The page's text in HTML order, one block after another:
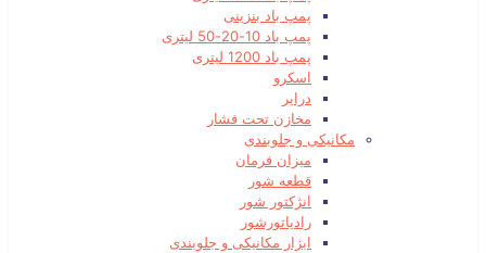
پمپ باد بنزینی
پمپ باد 10-20-50 لیتری
پمپ باد 1200 لیتری
اسکرو
درایر
مخازن تحت فشار
مکانیکی و جلوبندی
میزان فرمان
قطعه شور
انژکتور شور
رادیاتورشور
ابزار مکانیکی و جلوبندی